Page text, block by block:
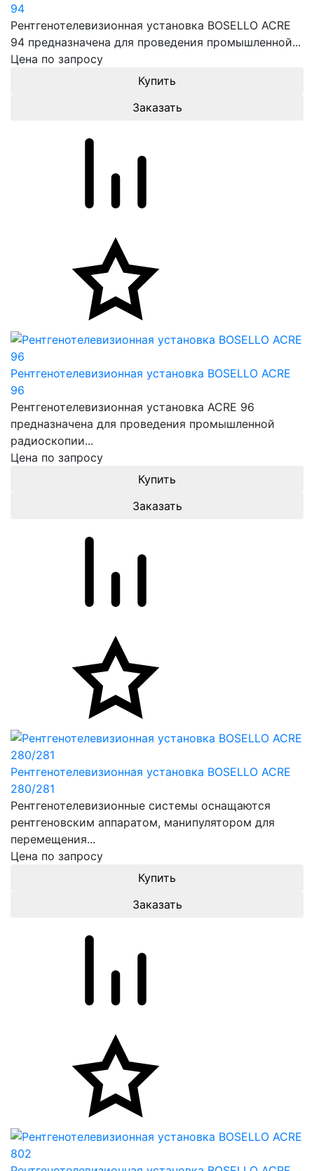
94
Рентгенотелевизионная установка BOSELLO ACRE
94 предназначена для проведения промышленной...
Цена по запросу
Заказать
Рентгенотелевизионная установка BOSELLO ACRE
96
Рентгенотелевизионная установка ACRE 96
предназначена для проведения промышленной
радиоскопии...
Цена по запросу
Заказать
Рентгенотелевизионная установка BOSELLO ACRE
280/281
Рентгенотелевизионные системы оснащаются
рентгеновским аппаратом, манипулятором для
перемещения...
Цена по запросу
Заказать